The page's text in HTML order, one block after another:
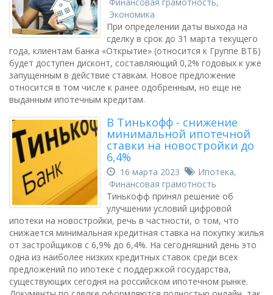
Экономика
При определении даты выхода на
сделку в срок до 31 марта текущего
года, клиентам банка «Открытие» (относится к Группе ВТБ)
будет доступен дисконт, составляющий 0,2% годовых к уже
запущенным в действие ставкам. Новое предложение
относится в том числе к ранее одобренным, но еще не
выданным ипотечным кредитам.
В Тинькофф - снижение
минимальной ипотечной
ставки на новостройки до
6,4%
16 марта 2023 Ипотека,
Финансовая грамотность
Тинькофф принял решение об
улучшении условий цифровой
ипотеки на новостройки, речь в частности, о том, что
снижается минимальная кредитная ставка на покупку жилья
от застройщиков с 6,9% до 6,4%. На сегодняшний день это
одна из наиболее низких кредитных ставок среди всех
предложений по ипотеке с поддержкой государства,
существующих сегодня на российском ипотечном рынке.